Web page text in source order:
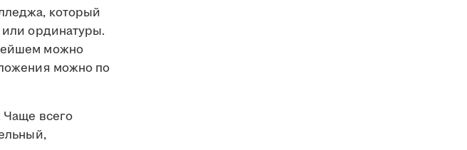
который
или ординатуры.
можно
можно по
Чаще всего